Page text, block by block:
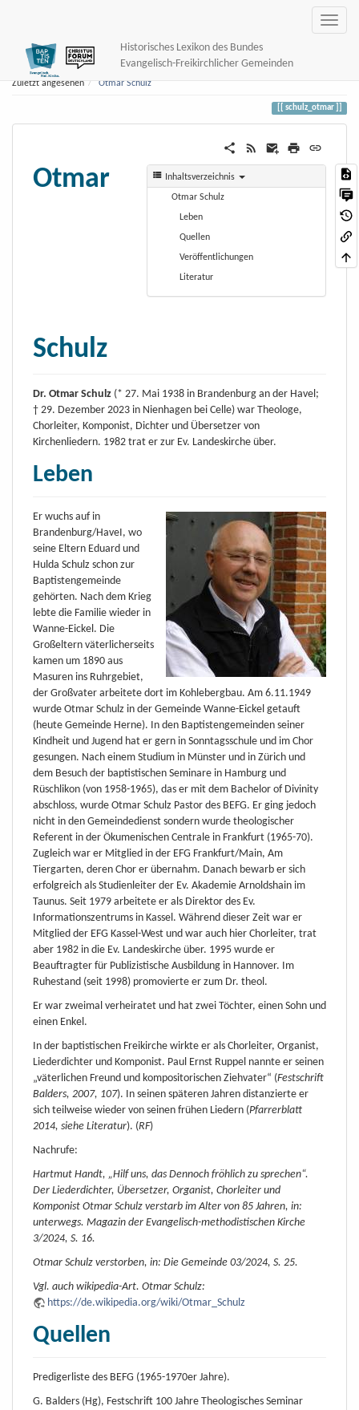
Historisches Lexikon des Bundes
Evangelisch-Freikirchlicher Gemeinden
Zuletzt angesehen Otmar Schulz
schulz_otmar
Inhaltsverzeichnis
Otmar Schulz
Leben
Quellen
Veröffentlichungen
Literatur
Otmar
Schulz
Dr. Otmar Schulz (* 27. Mai 1938 in Brandenburg an der Havel;
† 29. Dezember 2023 in Nienhagen bei Celle) war Theologe,
Chorleiter, Komponist, Dichter und Übersetzer von
Kirchenliedern. 1982 trat er zur Ev. Landeskirche über.
Leben
Er wuchs auf in
Brandenburg/HaveI, wo
seine Eltern Eduard und
Hulda Schulz schon zur
Baptistengemeinde
gehörten. Nach dem Krieg
lebte die Familie wieder in
Wanne-Eickel. Die
Großeltern väterlicherseits
kamen um 1890 aus
Masuren ins Ruhrgebiet,
der Großvater arbeitete dort im Kohlebergbau. Am 6.11.1949
wurde Otmar Schulz in der Gemeinde Wanne-Eickel getauft
(heute Gemeinde Herne). In den Baptistengemeinden seiner
Kindheit und Jugend hat er gern in Sonntagsschule und im Chor
gesungen. Nach einem Studium in Münster und in Zürich und
dem Besuch der baptistischen Seminare in Hamburg und
Rüschlikon (von 1958-1965), das er mit dem Bachelor of Divinity
abschloss, wurde Otmar Schulz Pastor des BEFG. Er ging jedoch
nicht in den Gemeindedienst sondern wurde theologischer
Referent in der Ökumenischen Centrale in Frankfurt (1965-70).
Zugleich war er Mitglied in der EFG Frankfurt/Main, Am
Tiergarten, deren Chor er übernahm. Danach bewarb er sich
erfolgreich als Studienleiter der Ev. Akademie Arnoldshain im
Taunus. Seit 1979 arbeitete er als Direktor des Ev.
Informationszentrums in Kassel. Während dieser Zeit war er
Mitglied der EFG Kassel-West und war auch hier Chorleiter, trat
aber 1982 in die Ev. Landeskirche über. 1995 wurde er
Beauftragter für Publizistische Ausbildung in Hannover. Im
Ruhestand (seit 1998) promovierte er zum Dr. theol.
Er war zweimal verheiratet und hat zwei Töchter, einen Sohn und
einen Enkel.
In der baptistischen Freikirche wirkte er als Chorleiter, Organist,
Liederdichter und Komponist. Paul Ernst Ruppel nannte er seinen
„väterlichen Freund und kompositorischen Ziehvater“ (Festschrift
Balders, 2007, 107). In seinen späteren Jahren distanzierte er
sich teilweise wieder von seinen frühen Liedern (Pfarrerblatt
2014, siehe Literatur). (RF)
Nachrufe:
Hartmut Handt, „Hilf uns, das Dennoch fröhlich zu sprechen“.
Der Liederdichter, Übersetzer, Organist, Chorleiter und
Komponist Otmar Schulz verstarb im Alter von 85 Jahren, in:
unterwegs. Magazin der Evangelisch-methodistischen Kirche
3/2024, S. 16.
Otmar Schulz verstorben, in: Die Gemeinde 03/2024, S. 25.
Vgl. auch wikipedia-Art. Otmar Schulz:
https://de.wikipedia.org/wiki/Otmar_Schulz
Quellen
Predigerliste des BEFG (1965-1970er Jahre).
G. Balders (Hg), Festschrift 100 Jahre Theologisches Seminar